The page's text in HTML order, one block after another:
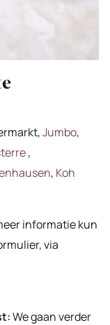
Jumbo,
,
, Koh
informatie kun
via
We gaan verder